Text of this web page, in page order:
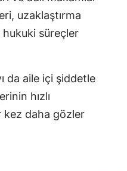
uzaklaştırma
hukuki süreçler
da aile içi şiddetle
hızlı
kez daha gözler